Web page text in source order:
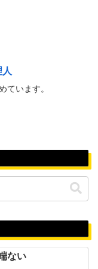
ています。
ない